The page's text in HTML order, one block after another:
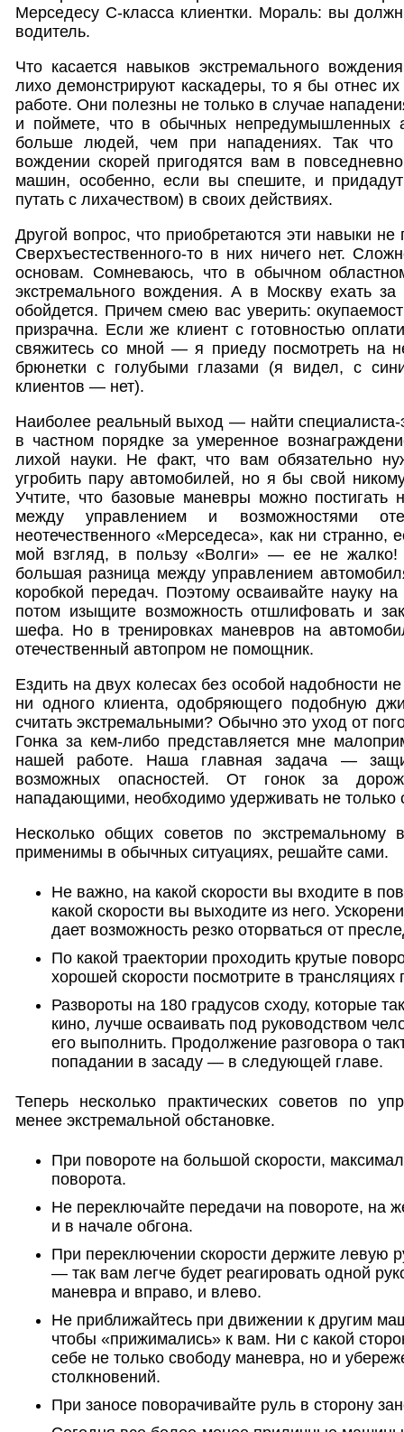
Мерседесу С-класса клиентки. Мораль: вы
водитель.
Что касается навыков экстремального
лихо демонстрируют каскадеры, то я бы отнес
работе. Они полезны не только в случае
и поймете, что в обычных непредумышленных
больше людей, чем при нападениях. Так что
вождении скорей пригодятся вам в
машин, особенно, если вы спешите, и
путать с лихачеством) в своих действиях.
Другой вопрос, что приобретаются эти навыки не
Сверхъестественного-то в них ничего нет.
основам. Сомневаюсь, что в обычном
экстремального вождения. А в Москву ехать
обойдется. Причем смею вас уверить:
призрачна. Если же клиент с готовностью
свяжитесь со мной — я приеду посмотреть на
брюнетки с голубыми глазами (я видел, с
клиентов — нет).
Наиболее реальный выход — найти специалиста-
в частном порядке за умеренное
лихой науки. Не факт, что вам обязательно
угробить пару автомобилей, но я бы свой
Учтите, что базовые маневры можно
между управлением и возможностями
неотечественного «Мерседеса», как ни странно,
мой взгляд, в пользу «Волги» — ее не жалко!
большая разница между управлением
коробкой передач. Поэтому осваивайте науку
потом изыщите возможность отшлифовать и
шефа. Но в тренировках маневров на
отечественный автопром не помощник.
Ездить на двух колесах без особой надобности
ни одного клиента, одобряющего подобную
считать экстремальными? Обычно это уход от
Гонка за кем-либо представляется мне
нашей работе. Наша главная задача —
возможных опасностей. От гонок за
нападающими, необходимо удерживать не только
Несколько общих советов по экстремальному
применимы в обычных ситуациях, решайте сами.
Не важно, на какой скорости вы входите в
какой скорости вы выходите из него.
дает возможность резко оторваться от
По какой траектории проходить крутые
хорошей скорости посмотрите в
Развороты на 180 градусов сходу, которые
кино, лучше осваивать под руководством
его выполнить. Продолжение разговора о
попадании в засаду — в следующей главе.
Теперь несколько практических советов по
менее экстремальной обстановке.
При повороте на большой скорости,
поворота.
Не переключайте передачи на повороте, на
и в начале обгона.
При переключении скорости держите левую
— так вам легче будет реагировать одной
маневра и вправо, и влево.
Не приближайтесь при движении к другим
чтобы «прижимались» к вам. Ни с какой
себе не только свободу маневра, но и
столкновений.
При заносе поворачивайте руль в сторону